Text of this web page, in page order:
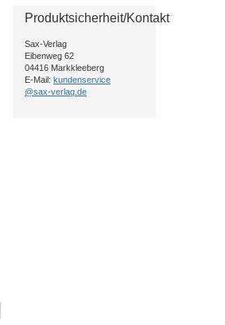
Produktsicherheit/Kontakt
Sax-Verlag
Eibenweg 62
04416 Markkleeberg
E-Mail: kundenservice
@sax-verlag.de